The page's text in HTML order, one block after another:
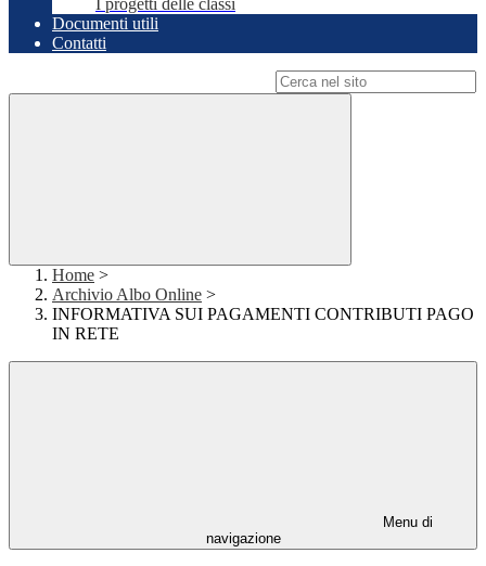
I progetti delle classi
Documenti utili
Contatti
Home >
Archivio Albo Online >
INFORMATIVA SUI PAGAMENTI CONTRIBUTI PAGO
IN RETE
Menu di
navigazione